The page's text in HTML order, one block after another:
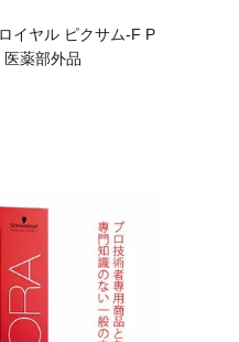
イヤル ピクサム-F P
薬部外品